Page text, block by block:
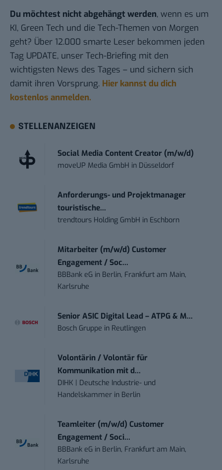
Du möchtest nicht abgehängt werden, wenn es um
KI, Green Tech und die Tech-Themen von Morgen
geht? Über 12.000 smarte Leser bekommen jeden
Tag UPDATE, unser Tech-Briefing mit den
wichtigsten News des Tages – und sichern sich
damit ihren Vorsprung. Hier kannst du dich
kostenlos anmelden.
STELLENANZEIGEN
Social Media Content Creator (m/w/d)
moveUP Media GmbH in Düsseldorf
Anforderungs- und Projektmanager
touristische...
trendtours Holding GmbH in Eschborn
Mitarbeiter (m/w/d) Customer
Engagement / Soc...
BBBank eG in Berlin, Frankfurt am Main,
Karlsruhe
Senior ASIC Digital Lead – ATPG & M...
Bosch Gruppe in Reutlingen
Volontärin / Volontär für
Kommunikation mit d...
DIHK | Deutsche Industrie- und
Handelskammer in Berlin
Teamleiter (m/w/d) Customer
Engagement / Soci...
BBBank eG in Berlin, Frankfurt am Main,
Karlsruhe